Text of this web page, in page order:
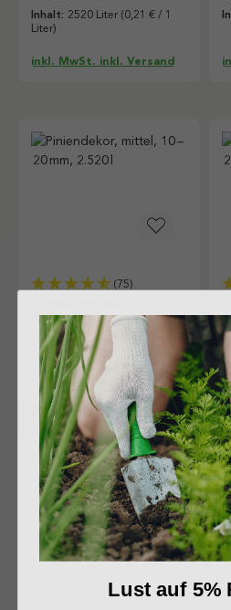
Inhalt: 2520 Liter (0,21 € / 1
Liter)
inkl. MwSt. inkl. Versand
(75)
20 mm, 2.520 l
Inhalt:2520 Liter
(0,19 € / 1
Liter)
inkl. MwSt. inkl. Versand
Lust auf 5%